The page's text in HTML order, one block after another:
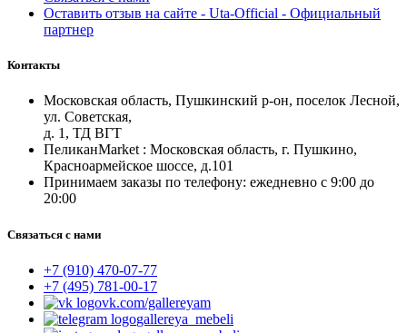
Оставить отзыв на сайте - Uta-Official - Официальный
партнер
Контакты
Московская область, Пушкинский р-он, поселок Лесной,
ул. Советская,
д. 1, ТД ВГТ
ПеликанMarket : Московская область, г. Пушкино,
Красноармейское шоссе, д.101
Принимаем заказы по телефону: ежедневно с 9:00 до
20:00
Связаться с нами
+7 (910) 470-07-77
+7 (495) 781-00-17
vk.com/gallereyam
gallereya_mebeli